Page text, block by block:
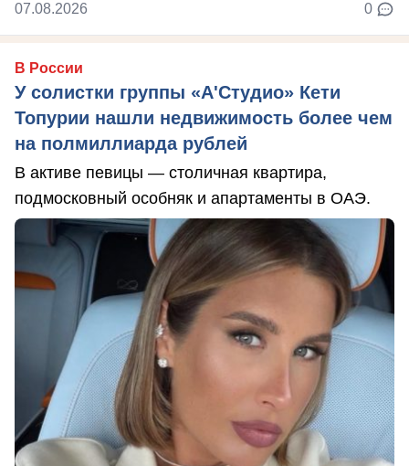
07.08.2026 0
В России
У солистки группы «А'Студио» Кети
Топурии нашли недвижимость более чем
на полмиллиарда рублей
В активе певицы — столичная квартира,
подмосковный особняк и апартаменты в ОАЭ.